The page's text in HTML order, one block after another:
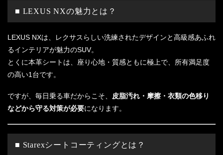
■ LEXUS NXの魅力とは？
LEXUS NXは、レクサスらしい洗練されたデザインと高級感あふれ
るインテリアが魅力のSUV。
とくに本革シートは、座り心地・質感ともに極上で、所有満足度
の高い1台です。
ですが、毎日乗る車だからこそ、
皮脂汚れ・摩擦・衣類の色移り
などから守る対策が必要になります。
■ Starexシートコーティングとは？